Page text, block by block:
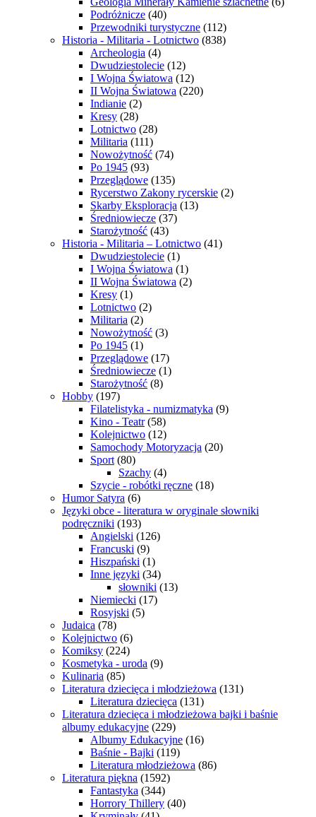
Podróżnicze (40)
Przewodniki turystyczne (112)
Historia - Militaria - Lotnictwo (838)
Archeologia (4)
Dwudziestolecie (12)
I Wojna Światowa (12)
II Wojna Światowa (220)
Indianie (2)
Kresy (28)
Lotnictwo (28)
Militaria (111)
Nowożytność (74)
Po 1945 (93)
Przeglądowe (135)
Rycerstwo Zakony rycerskie (2)
Skarby Eksploracja (13)
Średniowiecze (37)
Starożytność (43)
Historia - Militaria – Lotnictwo (41)
Dwudziestolecie (1)
I Wojna Światowa (1)
II Wojna Światowa (2)
Kresy (1)
Lotnictwo (2)
Militaria (2)
Nowożytność (3)
Po 1945 (1)
Przeglądowe (17)
Średniowiecze (1)
Starożytność (8)
Hobby (197)
Filatelistyka - numizmatyka (9)
Kino - Teatr (58)
Kolejnictwo (12)
Samochody Motoryzacja (20)
Sport (80)
Szachy (4)
Szycie - robótki ręczne (18)
Humor Satyra (6)
Języki obce - literatura w oryginale słowniki
podręczniki (193)
Angielski (126)
Francuski (9)
Hiszpański (1)
Inne języki (34)
słowniki (13)
Niemiecki (17)
Rosyjski (5)
Judaica (78)
Kolejnictwo (6)
Komiksy (224)
Kosmetyka - uroda (9)
Kulinaria (85)
Literatura dziecięca i młodzieżowa (131)
Literatura dziecięca (131)
Literatura dziecięca i młodzieżowa bajki i baśnie
albumy edukacyjne (229)
Albumy Edukacyjne (16)
Baśnie - Bajki (119)
Literatura młodzieżowa (86)
Literatura piękna (1592)
Fantastyka (344)
Horrory Thillery (40)